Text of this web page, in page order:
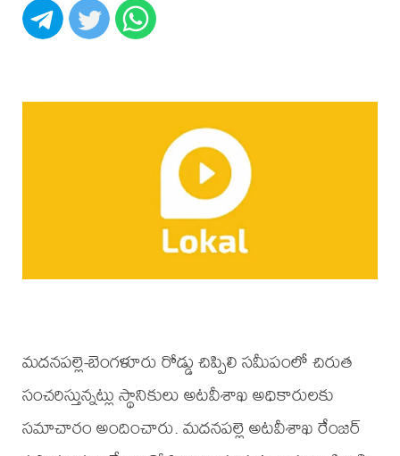
మదనపల్లె-బెంగళూరు రోడ్డు చిప్పిలి సమీపంలో చిరుత
సంచరిస్తున్నట్లు స్థానికులు అటవీశాఖ అధికారులకు
సమాచారం అందించారు. మదనపల్లె అటవీశాఖ రేంజర్